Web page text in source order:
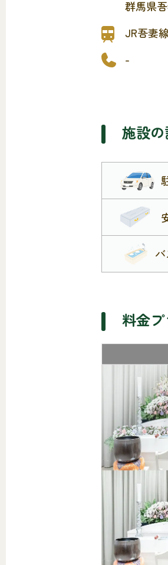
群馬県
JR吾妻
-
施設
料金プ